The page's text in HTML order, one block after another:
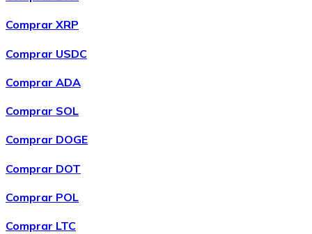
WBTC
Comprar XRP
Comprar USDC
Comprar ADA
Comprar SOL
Comprar DOGE
Comprar DOT
Comprar POL
Comprar LTC